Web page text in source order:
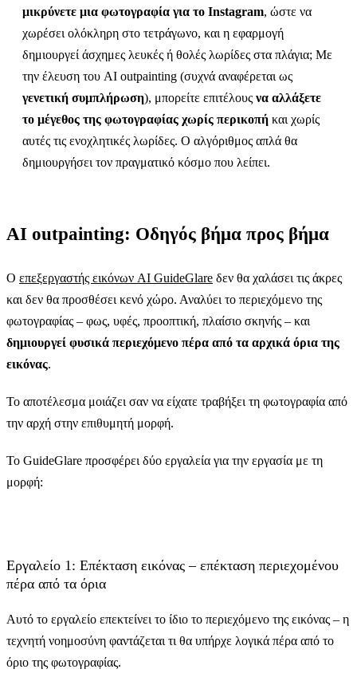
μικρύνετε μια φωτογραφία για το Instagram, ώστε να
χωρέσει ολόκληρη στο τετράγωνο, και η εφαρμογή
δημιουργεί άσχημες λευκές ή θολές λωρίδες στα πλάγια; Με
την έλευση του AI outpainting (συχνά αναφέρεται ως
γενετική συμπλήρωση), μπορείτε επιτέλους να αλλάξετε
το μέγεθος της φωτογραφίας χωρίς περικοπή και χωρίς
αυτές τις ενοχλητικές λωρίδες. Ο αλγόριθμος απλά θα
δημιουργήσει τον πραγματικό κόσμο που λείπει.
AI outpainting: Οδηγός βήμα προς βήμα
Ο επεξεργαστής εικόνων AI GuideGlare δεν θα χαλάσει τις άκρες
και δεν θα προσθέσει κενό χώρο. Αναλύει το περιεχόμενο της
φωτογραφίας – φως, υφές, προοπτική, πλαίσιο σκηνής – και
δημιουργεί φυσικά περιεχόμενο πέρα από τα αρχικά όρια της
εικόνας.
Το αποτέλεσμα μοιάζει σαν να είχατε τραβήξει τη φωτογραφία από
την αρχή στην επιθυμητή μορφή.
Το GuideGlare προσφέρει δύο εργαλεία για την εργασία με τη
μορφή:
Εργαλείο 1: Επέκταση εικόνας – επέκταση περιεχομένου
πέρα από τα όρια
Αυτό το εργαλείο επεκτείνει το ίδιο το περιεχόμενο της εικόνας – η
τεχνητή νοημοσύνη φαντάζεται τι θα υπήρχε λογικά πέρα από το
όριο της φωτογραφίας.